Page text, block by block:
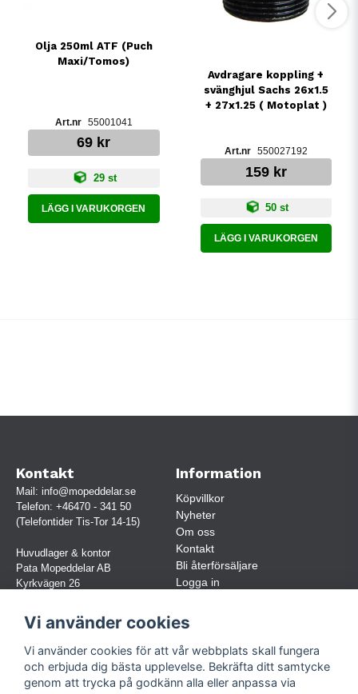
Olja 250ml ATF (Puch
Maxi/Tomos)
55001041
69 kr
29 st
LÄGG I VARUKORGEN
Avdragare koppling +
svänghjul Sachs 26x1.5
+ 27x1.25 ( Motoplat )
550027192
159 kr
50 st
LÄGG I VARUKORGEN
Kontakt
Mail: info@mopeddelar.se
Telefon: +46470 - 341 50
(Telefontider Tis-Tor 14-15)
Huvudlager & kontor
Pata Mopeddelar AB
Kyrkvägen 26
(OBS. Endast förbokade besök)
Org.nr:
559030-5248
Jur. namn: Pata Mopeddelar AB
Information
Köpvillkor
Nyheter
Om oss
Kontakt
Bli återförsäljare
Logga in
Vi använder cookies
Vi använder cookies för att vår webbplats skall fungera
och erbjuda dig bästa upplevelse. Bekräfta ditt samtycke
genom att trycka på godkänn alla eller anpassa via